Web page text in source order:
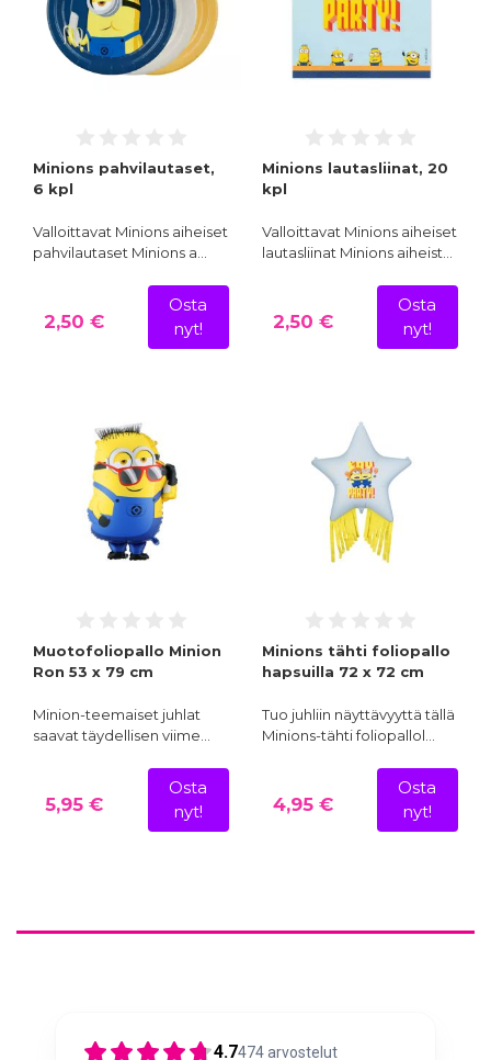
Minions pahvilautaset,
6 kpl
Valloittavat Minions aiheiset
pahvilautaset Minions a…
2,50 €
Osta
nyt!
Minions lautasliinat, 20
kpl
Valloittavat Minions aiheiset
lautasliinat Minions aiheist…
2,50 €
Osta
nyt!
Muotofoliopallo Minion
Ron 53 x 79 cm
Minion-teemaiset juhlat
saavat täydellisen viime…
5,95 €
Osta
nyt!
Minions tähti foliopallo
hapsuilla 72 x 72 cm
Tuo juhliin näyttävyyttä tällä
Minions-tähti foliopallol…
4,95 €
Osta
nyt!
4.7474arvostelut